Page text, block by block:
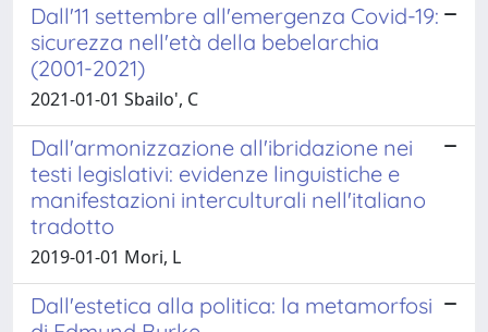
Dall'11 settembre all'emergenza Covid-19:
sicurezza nell'età della bebelarchia
(2001-2021)
2021-01-01 Sbailo', C
Dall'armonizzazione all'ibridazione nei
testi legislativi: evidenze linguistiche e
manifestazioni interculturali nell'italiano
tradotto
2019-01-01 Mori, L
Dall'estetica alla politica: la metamorfosi